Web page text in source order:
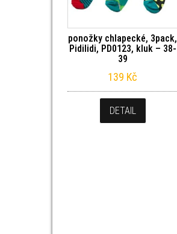
ponožky chlapecké, 3pack,
Pidilidi, PD0123, kluk – 38-
39
139 Kč
DETAIL